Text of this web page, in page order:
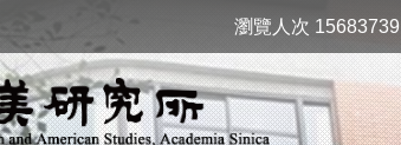
瀏覽人次 15683739